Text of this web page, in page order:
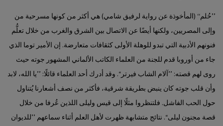
’’حُلم‘‘ (المأخوذة عن رواية لرفيق شامي) هي أكثر من كونها مسرحية من
وإلى المصريين، ولكنها أيضًا عن الاتصال بين الشرق والغرب من خلال تعلُّم
فنونهم الأدبية التي تبدو للوهلة الأولى كثقافات متعارضة. إن الأمير توما الذي
جاء من أوروبا قدم للجنة من العلماء الكاتب الألماني المشهور جوته حيث
روى لهم قصته: ’’آلام الشاب فيرتر‘‘. وقد أدرك أحد العلماء قائلًا: ’’يا الله، لابد
وأن قلب جوته كان ينبض بطريقة شرقية، فأكثر من نصف أشعارنا يُتناول
حول الحب الفاشل. فلتنظروا مثلًا إلى قيس وليلى اللذين عُرفا من خلال
قصة مجنون ليلى‘‘. نتائج متشابهة ظهرت لأهل العلم أثناء سماعهم ’’للديوان